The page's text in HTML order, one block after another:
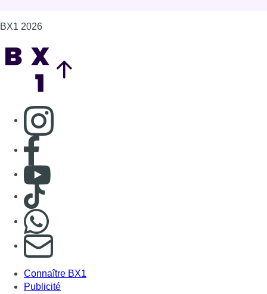
BX1 2026
Consulter page Instagram
Consulter page Facebook
Consulter Youtube
Consulter TikTok
S'abonner à notre newsletter
Connaître BX1
Publicité